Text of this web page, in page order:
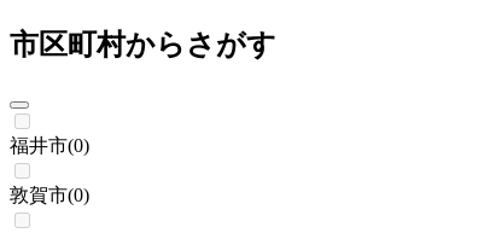
市区町村からさがす
福井市(0)
敦賀市(0)